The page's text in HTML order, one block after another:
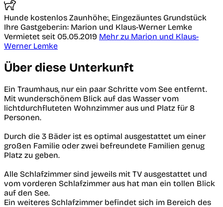
Hunde kostenlos Zaunhöhe:, Eingezäuntes Grundstück
Ihre Gastgeber:in: Marion und Klaus-Werner Lemke
Vermietet seit 05.05.2019 Mehr zu Marion und Klaus-
Werner Lemke
Über diese Unterkunft
Ein Traumhaus, nur ein paar Schritte vom See entfernt.
Mit wunderschönem Blick auf das Wasser vom
lichtdurchfluteten Wohnzimmer aus und Platz für 8
Personen.
Durch die 3 Bäder ist es optimal ausgestattet um einer
großen Familie oder zwei befreundete Familien genug
Platz zu geben.
Alle Schlafzimmer sind jeweils mit TV ausgestattet und
vom vorderen Schlafzimmer aus hat man ein tollen Blick
auf den See.
Ein weiteres Schlafzimmer befindet sich im Bereich des